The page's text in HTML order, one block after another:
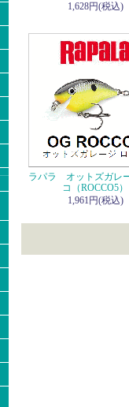
1,628円(税込)
ラパラ オットズガレ
コ（ROCCO5）
1,961円(税込)